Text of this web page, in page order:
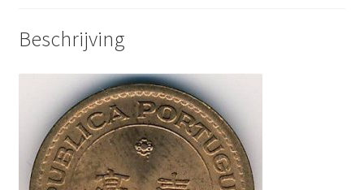
Beschrijving